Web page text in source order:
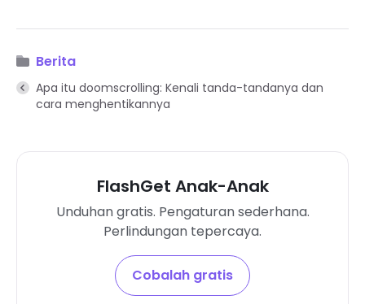
Berita
Apa itu doomscrolling: Kenali tanda-tandanya dan
cara menghentikannya
FlashGet Anak-Anak
Unduhan gratis. Pengaturan sederhana.
Perlindungan tepercaya.
Cobalah gratis